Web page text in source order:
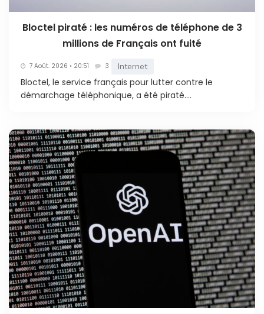
Bloctel piraté : les numéros de téléphone de 3
millions de Français ont fuité
7 Août. 2026 • 20:51 3 Internet
Bloctel, le service français pour lutter contre le
démarchage téléphonique, a été piraté....